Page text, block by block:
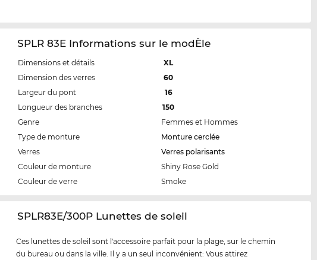
SPLR 83E Informations sur le modÈle
Dimensions et détails
XL
Dimension des verres
60
Largeur du pont
16
Longueur des branches
150
Genre
Femmes et Hommes
Type de monture
Monture cerclée
Verres
Verres polarisants
Couleur de monture
Shiny Rose Gold
Couleur de verre
Smoke
‌SPLR83E/300P Lunettes de soleil
Ces lunettes de soleil sont l'accessoire parfait pour la plage, sur le chemin
du bureau ou dans la ville. Il y a un seul inconvénient: Vous attirez